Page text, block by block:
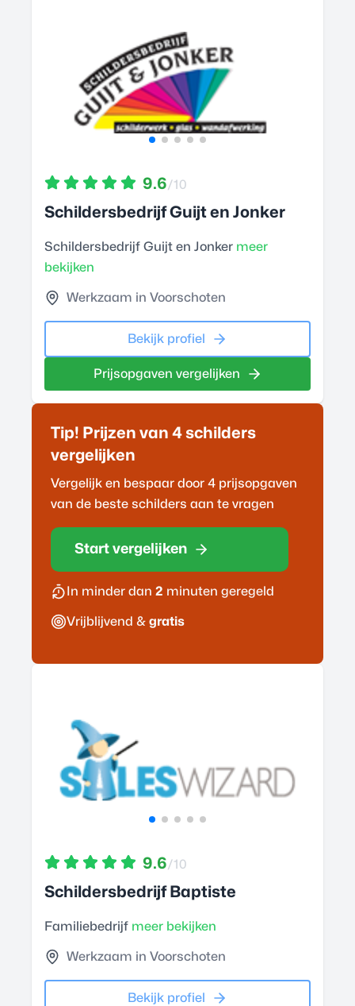
9.6/10
Schildersbedrijf Guijt en Jonker
Schildersbedrijf Guijt en Jonker meer
bekijken
Werkzaam in Voorschoten
Bekijk profiel
Prijsopgaven vergelijken
Tip! Prijzen van 4 schilders
vergelijken
Vergelijk en bespaar door 4 prijsopgaven
van de beste schilders aan te vragen
Start vergelijken
In minder dan 2 minuten geregeld
Vrijblijvend & gratis
9.6/10
Schildersbedrijf Baptiste
Familiebedrijf meer bekijken
Werkzaam in Voorschoten
Bekijk profiel